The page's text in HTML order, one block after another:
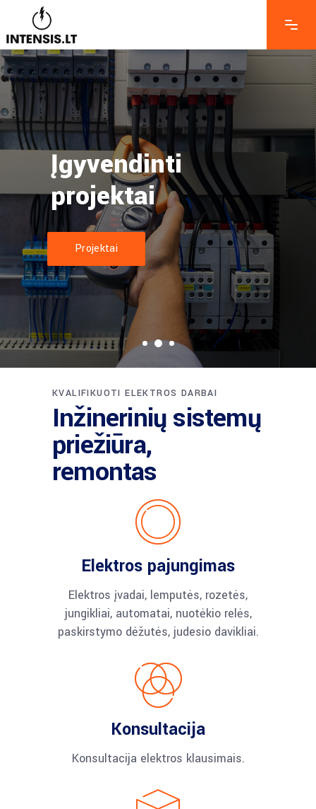
Įgyvendinti
projektai
Projektai
KVALIFIKUOTI ELEKTROS DARBAI
Inžinerinių sistemų
priežiūra,
remontas
Elektros pajungimas
Elektros įvadai, lemputės, rozetės,
jungikliai, automatai, nuotėkio relės,
paskirstymo dėžutės, judesio davikliai.
Konsultacija
Konsultacija elektros klausimais.